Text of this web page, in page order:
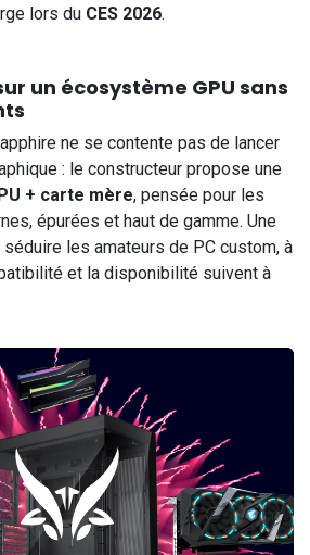
lors du CES 2026.
un écosystème GPU sans
ne se contente pas de lancer
: le constructeur propose une
+ carte mère, pensée pour les
épurées et haut de gamme. Une
les amateurs de PC custom, à
et la disponibilité suivent à